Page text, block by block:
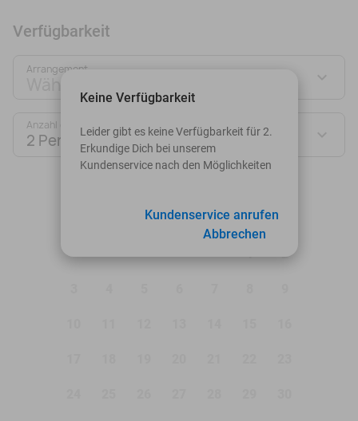
Verfügbarkeit
Arrangement
Wähle Deinen Deal aus
Anzahl der Personen:
2 Personen
Mi Do Fr Sa So
1 2
Keine Verfügbarkeit
Leider gibt es keine Verfügbarkeit für 2.
Erkundige Dich bei unserem
Kundenservice nach den Möglichkeiten
Kundenservice anrufen
Abbrechen